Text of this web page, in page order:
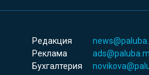
Редакция
Реклама
Бухгалтерия